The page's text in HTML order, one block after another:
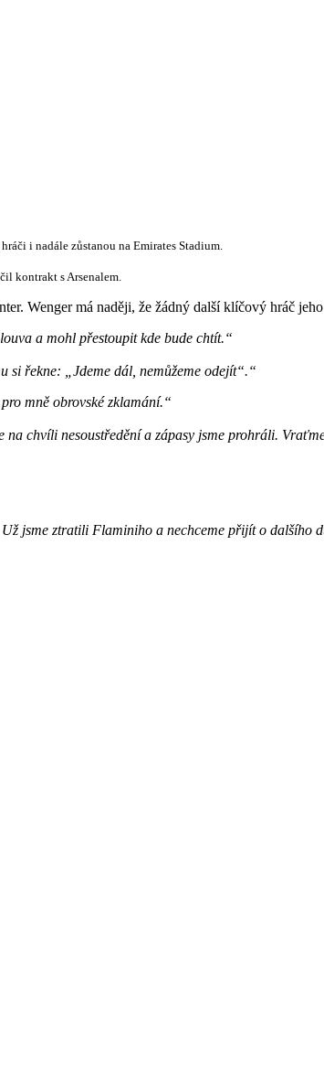
i nadále zůstanou na Emirates Stadium.
kontrakt s Arsenalem.
Wenger má naději, že žádný další klíčový hráč
a mohl přestoupit kde bude chtít.“
si řekne: „Jdeme dál, nemůžeme odejít“.“
mně obrovské zklamání.“
chvíli nesoustředění a zápasy jsme prohráli.
jsme ztratili Flaminiho a nechceme přijít o dalšího